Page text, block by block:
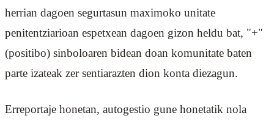
herrian dagoen segurtasun maximoko unitate
penitentziarioan espetxean dagoen gizon heldu bat, "+"
(positibo) sinboloaren bidean doan komunitate baten
parte izateak zer sentiarazten dion konta diezagun.
Erreportaje honetan, autogestio gune honetatik nola